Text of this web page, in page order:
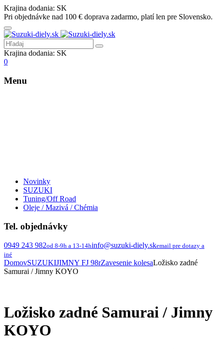
Krajina dodania: SK
Pri objednávke nad 100 € doprava zadarmo, platí len pre Slovensko.
Krajina dodania: SK
0
Menu
Novinky
SUZUKI
Tuning/Off Road
Oleje / Mazivá / Chémia
Tel. objednávky
0949 243 982od 8-9h a 13-14hinfo@suzuki-diely.skemail pre dotazy a
iné
DomovSUZUKIJIMNY FJ 98rZavesenie kolesaLožisko zadné
Samurai / Jimny KOYO
Ložisko zadné Samurai / Jimny
KOYO